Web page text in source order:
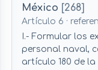
México [268]
Artículo 6 ·
I.- Formular los
personal naval,
artículo 180 de